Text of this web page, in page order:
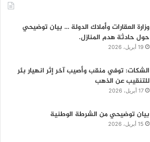
وزارة العقارات وأملاك الدولة … بيان توضيحي
حول حادثة هدم المنازل.
19 أبريل، 2026
الشكات: توفي منقب وأصيب آخر إثر انهيار بئر
للتنقيب عن الذهب
17 أبريل، 2026
بيان توضيحي من الشرطة الوطنية
15 أبريل، 2026